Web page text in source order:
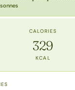
CALORIES
329
KCAL